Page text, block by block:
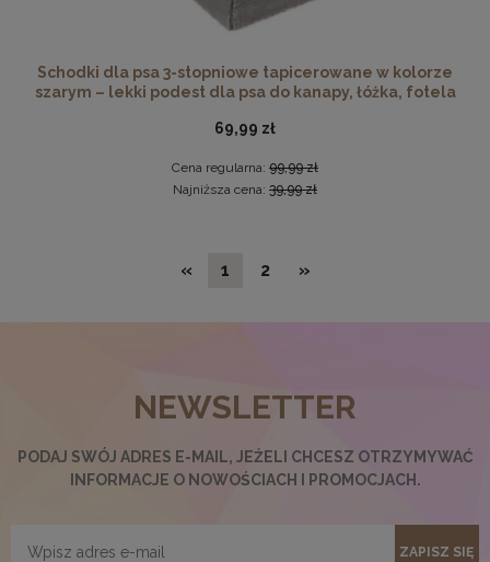
32,99 zł
Schodki dla psa 3-stopniowe tapicerowane w kolorze
szarym – lekki podest dla psa do kanapy, łóżka, fotela
69,99 zł
Cena regularna: 99,99 zł
Najniższa cena: 39,99 zł
« 1 2 »
NEWSLETTER
PODAJ SWÓJ ADRES E-MAIL, JEŻELI CHCESZ OTRZYMYWAĆ
INFORMACJE O NOWOŚCIACH I PROMOCJACH.
ZAPISZ SIĘ